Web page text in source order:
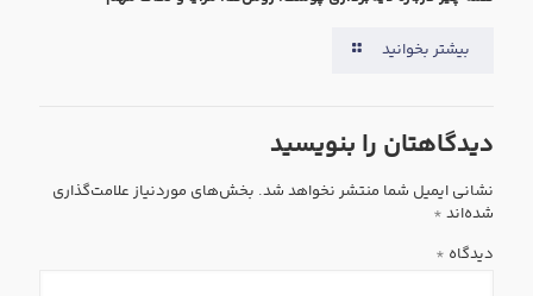
بیشتر بخوانید
دیدگاهتان را بنویسید
نشانی ایمیل شما منتشر نخواهد شد. بخش‌های موردنیاز علامت‌گذاری
شده‌اند *
دیدگاه *